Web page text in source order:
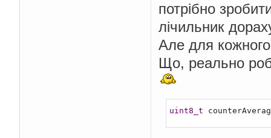
потрібно
лічильник
Але для
Що, реально
uint8_t